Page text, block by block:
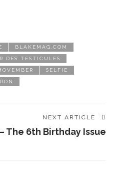
BLAKEMAG.COM
DES TESTICULES
SELFIE
NEXT ARTICLE
The 6th Birthday Issue